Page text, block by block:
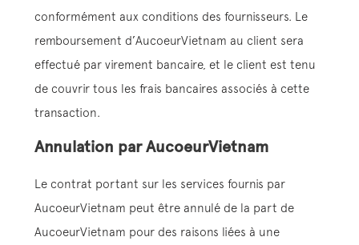
conformément aux conditions des fournisseurs. Le
remboursement d’AucoeurVietnam au client sera
effectué par virement bancaire, et le client est tenu
de couvrir tous les frais bancaires associés à cette
transaction.
Annulation par AucoeurVietnam
Le contrat portant sur les services fournis par
AucoeurVietnam peut être annulé de la part de
AucoeurVietnam pour des raisons liées à une